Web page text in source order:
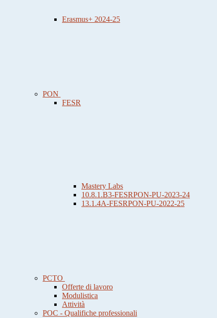
Erasmus+ 2024-25
PON
FESR
Mastery Labs
10.8.1.B3-FESRPON-PU-2023-24
13.1.4A-FESRPON-PU-2022-25
PCTO
Offerte di lavoro
Modulistica
Attività
POC - Qualifiche professionali